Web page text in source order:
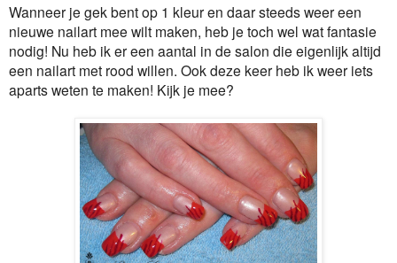
Wanneer je gek bent op 1 kleur en daar steeds weer een
nieuwe nailart mee wilt maken, heb je toch wel wat fantasie
nodig! Nu heb ik er een aantal in de salon die eigenlijk altijd
een nailart met rood willen. Ook deze keer heb ik weer iets
aparts weten te maken! Kijk je mee?